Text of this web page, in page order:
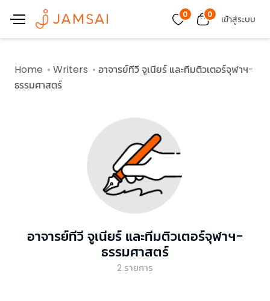
0 0 เข้าสู่ระบบ
Home Writers
อาจารย์ทีวี จูเนียร์ และทีมติวเตอร์จุฬาฯ-
ธรรมศาสตร์
อาจารย์ทีวี จูเนียร์ และทีมติวเตอร์จุฬาฯ-
ธรรมศาสตร์
2รายการ